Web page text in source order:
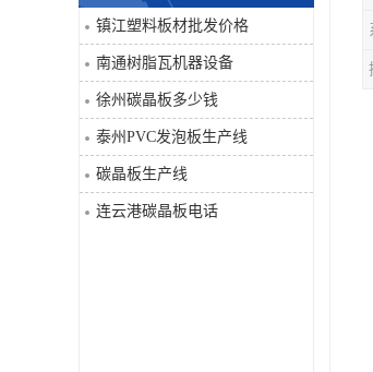
PVC仿大理石板生产线
镇江塑料板材批发价格
南通树脂瓦机器设备
徐州碳晶板多少钱
泰州PVC发泡板生产线
碳晶板生产线
连云港碳晶板电话